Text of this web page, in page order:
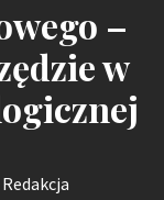
–
w
Redakcja